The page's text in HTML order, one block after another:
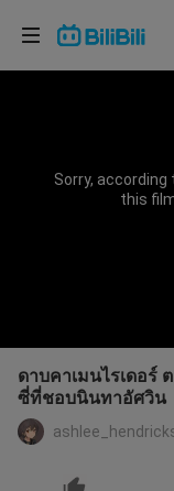
Sorry,
this
ดาบคาเมนไรเดอร์
ซี่ที่ชอบนินทาอัศวิน
เลือกภาษา